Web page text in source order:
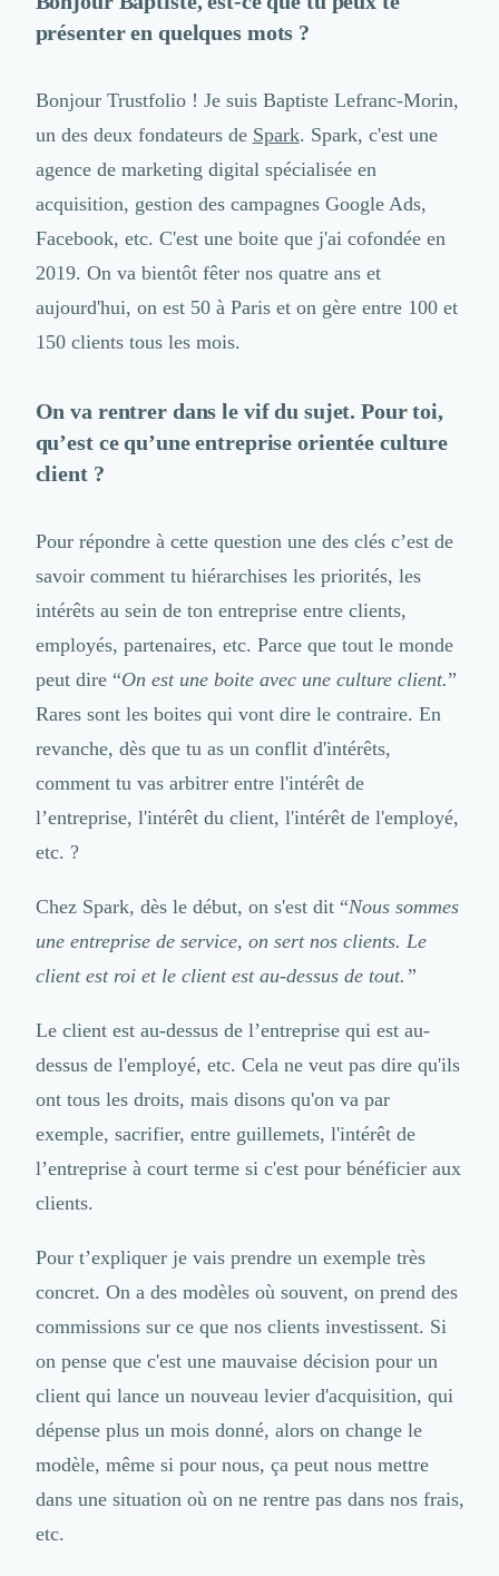
Logiciel SIRH
Logiciel de Gestion des Recrutements (ATS)
Marketing Digital
Inbound Marketing
Relations Presse et Publiques
Prospection Commerciale
Production Vidéo
Événementiel
Strategie Marketing et Positionnement
Search Engine Advertising (SEA)
Social Media
Growth Marketing
Marketing Automation
Communication
Influence Marketing
Veille commerciale
Études Marketing
Présentations PowerPoint
SMS Marketing
Data Marketing
Logiciel Marketing
Logiciel Commercial
Expertise Comptable
Levée de fonds
Droit des Affaires
Direction Financière Externalisée (DAF)
Transactions Services
Droit du Travail
Propriété Intellectuelle (IP/IT)
Banque
Recouvrement
Financement de matériel ou équipement
Due Diligence
Audit
Solutions de Paiement
UX & UI Design
Développement Web
Product Management
Internet of Things (IoT)
Packaging & Emballages
– Quelle est la première action que vous avez mise en place pour créer cette culture client
– Comment mesures-tu la satisfaction de tes clients ?
que ça a provoqué dans ton équipe ?
– Si je comprends bien, tu as placé les avis clients au cœur de ta stratégie de culture
– Comment tu passes d'un client insatisfait à un client satisfait ? Qu'est ce que tu mets en
place ?
présenter en quelques mots ?
Bonjour Trustfolio ! Je suis Baptiste Lefranc-Morin,
un des deux fondateurs de Spark. Spark, c'est une
agence de marketing digital spécialisée en
acquisition, gestion des campagnes Google Ads,
Facebook, etc. C'est une boite que j'ai cofondée en
2019. On va bientôt fêter nos quatre ans et
aujourd'hui, on est 50 à Paris et on gère entre 100 et
150 clients tous les mois.
On va rentrer dans le vif du sujet. Pour toi,
qu’est ce qu’une entreprise orientée culture
client ?
Pour répondre à cette question une des clés c’est de
savoir comment tu hiérarchises les priorités, les
intérêts au sein de ton entreprise entre clients,
employés, partenaires, etc. Parce que tout le monde
peut dire “On est une boite avec une culture client.”
Rares sont les boites qui vont dire le contraire. En
revanche, dès que tu as un conflit d'intérêts,
comment tu vas arbitrer entre l'intérêt de
l’entreprise, l'intérêt du client, l'intérêt de l'employé,
etc. ?
Chez Spark, dès le début, on s'est dit “Nous sommes
une entreprise de service, on sert nos clients. Le
client est roi et le client est au-dessus de tout.”
Le client est au-dessus de l’entreprise qui est au-
dessus de l'employé, etc. Cela ne veut pas dire qu'ils
ont tous les droits, mais disons qu'on va par
exemple, sacrifier, entre guillemets, l'intérêt de
l’entreprise à court terme si c'est pour bénéficier aux
clients.
Pour t’expliquer je vais prendre un exemple très
concret. On a des modèles où souvent, on prend des
commissions sur ce que nos clients investissent. Si
on pense que c'est une mauvaise décision pour un
client qui lance un nouveau levier d'acquisition, qui
dépense plus un mois donné, alors on change le
modèle, même si pour nous, ça peut nous mettre
dans une situation où on ne rentre pas dans nos frais,
etc.